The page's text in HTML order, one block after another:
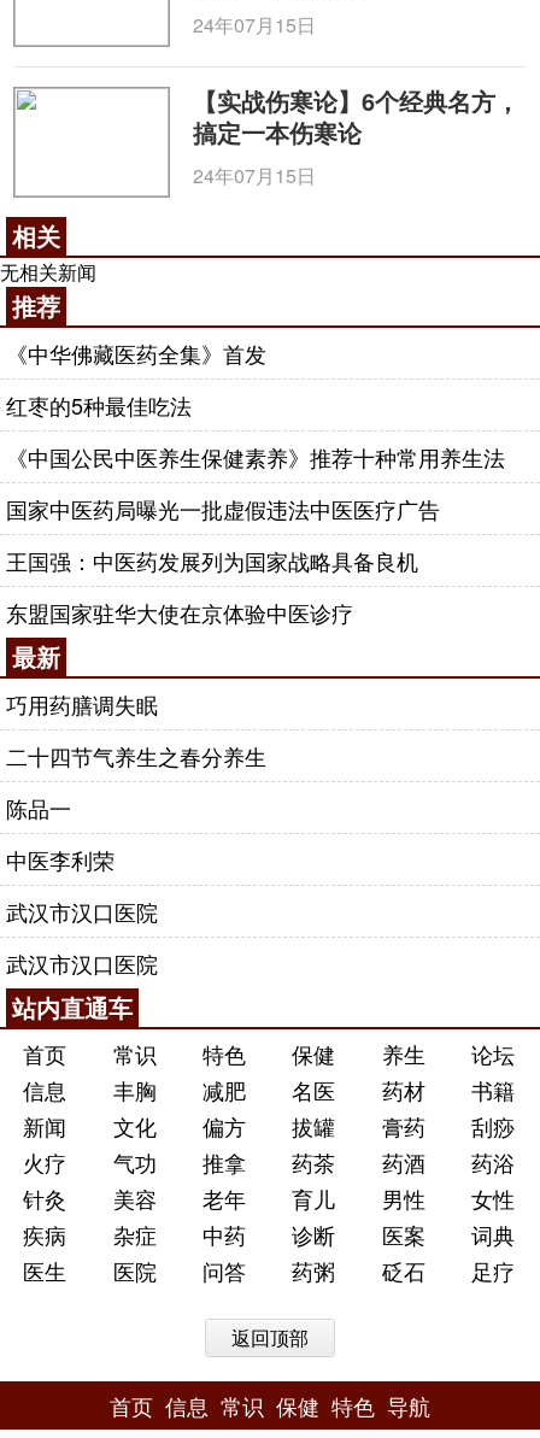
24年07月15日
【实战伤寒论】6个经典名方，
搞定一本伤寒论
24年07月15日
相关
无相关新闻
推荐
《中华佛藏医药全集》首发
红枣的5种最佳吃法
《中国公民中医养生保健素养》推荐十种常用养生法
国家中医药局曝光一批虚假违法中医医疗广告
王国强：中医药发展列为国家战略具备良机
东盟国家驻华大使在京体验中医诊疗
最新
巧用药膳调失眠
二十四节气养生之春分养生
陈品一
中医李利荣
武汉市汉口医院
武汉市汉口医院
站内直通车
首页 常识 特色 保健 养生
论坛
信息
丰胸 减肥 名医 药材
书籍
新闻
文化 偏方 拔罐 膏药
刮痧
火疗
气功 推拿 药茶 药酒
药浴
针灸
美容 老年 育儿 男性
女性
疾病
杂症 中药 诊断 医案
词典
医生
医院 问答 药粥 砭石 足疗
返回顶部
首页 信息 常识 保健 特色 导航